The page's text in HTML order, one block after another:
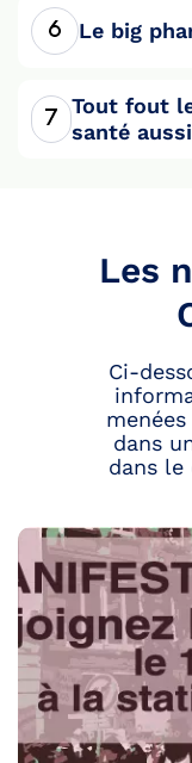
Le big
Tout fout
santé aussi
Les
Ci-
dans
dans le